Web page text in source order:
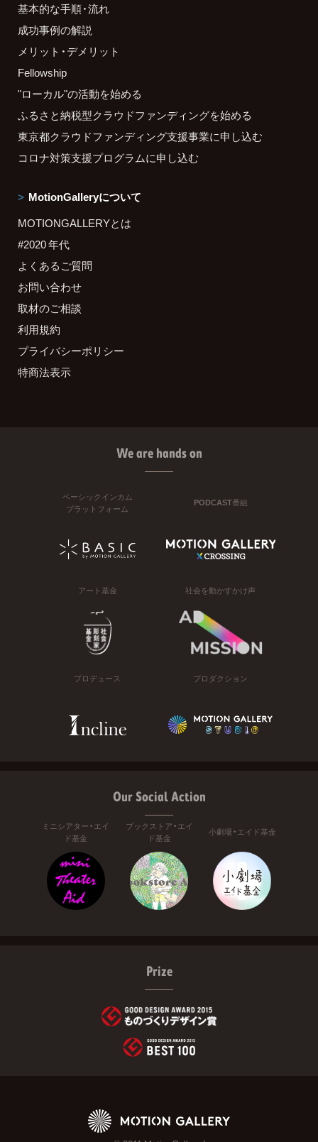
基本的な手順・流れ
成功事例の解説
メリット・デメリット
Fellowship
"ローカル"の活動を始める
ふるさと納税型クラウドファンディングを始める
東京都クラウドファンディング支援事業に申し込む
コロナ対策支援プログラムに申し込む
MotionGalleryについて
MOTIONGALLERYとは
#2020 年代
よくあるご質問
お問い合わせ
取材のご相談
利用規約
プライバシーポリシー
特商法表示
We are hands on
ベーシックインカム
プラットフォーム
PODCAST番組
アート基金 社会を動かすかけ声
プロデュース プロダクション
Our Social Action
ミニシアター・エイ
ド基金
ブックストア・エイ
ド基金
小劇場・エイド基金
Prize